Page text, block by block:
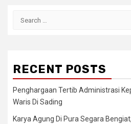
RECENT POSTS
Penghargaan Tertib Administrasi
Waris Di Sading
Karya Agung Di Pura Segara